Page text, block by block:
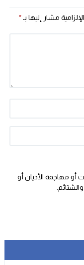
مشار إليها بـ*
أو مهاجمة الأديان أو